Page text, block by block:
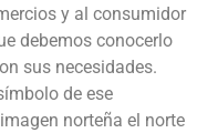
y al consumidor
debemos conocerlo
sus necesidades.
de ese
norteña el norte